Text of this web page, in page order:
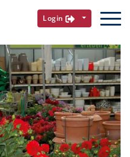
Login